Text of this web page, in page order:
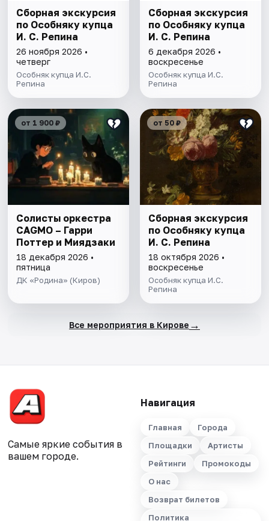
Сборная экскурсия
по Особняку купца
И. С. Репина
26 ноября 2026 •
четверг
Особняк купца И.С.
Репина
Сборная экскурсия
по Особняку купца
И. С. Репина
6 декабря 2026 •
воскресенье
Особняк купца И.С.
Репина
от 1 900 ₽
Солисты оркестра
CAGMO – Гарри
Поттер и Миядзаки
18 декабря 2026 •
пятница
ДК «Родина» (Киров)
от 50 ₽
Сборная экскурсия
по Особняку купца
И. С. Репина
18 октября 2026 •
воскресенье
Особняк купца И.С.
Репина
Все мероприятия в Кирове →
Самые яркие события в
вашем городе.
Навигация
Главная
Города
Площадки
Артисты
Рейтинги
Промокоды
О нас
Возврат билетов
Политика